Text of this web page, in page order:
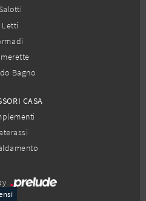
Salotti
Letti
Bagno
CASA